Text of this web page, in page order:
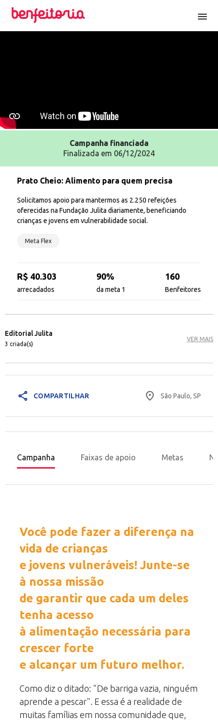
menu
Campanha financiada
Finalizada em 06/12/2024
Prato Cheio: Alimento para quem precisa
Solicitamos apoio para mantermos as 2.250 refeições
oferecidas na Fundação Julita diariamente, beneficiando
crianças e jovens em vulnerabilidade social.
Meta Flex
R$ 40.303
arrecadados
90%
da meta 1
160
Benfeitores
Editorial Julita
3 criada(s)
VER MAIS
share COMPARTILHAR place São Paulo, SP
Campanha Faixas de apoio Metas
Você pode fazer a diferença na
vida de crianças
e jovens vulneráveis! Junte-se
à nossa missão
de garantir que cada um deles
tenha acesso
à alimentação necessária para
crescer forte
e alcançar um futuro melhor.
Como diz o ditado: "De barriga vazia, ninguém
aprende a pescar". E essa é a realidade de
muitas famílias em nossa comunidade que,